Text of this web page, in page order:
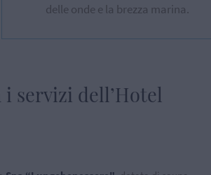
delle onde e la brezza marina.
i servizi dell’Hotel